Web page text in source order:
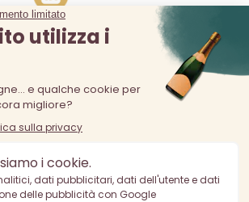
è vietata ai minori di 18 anni. L'abuso di